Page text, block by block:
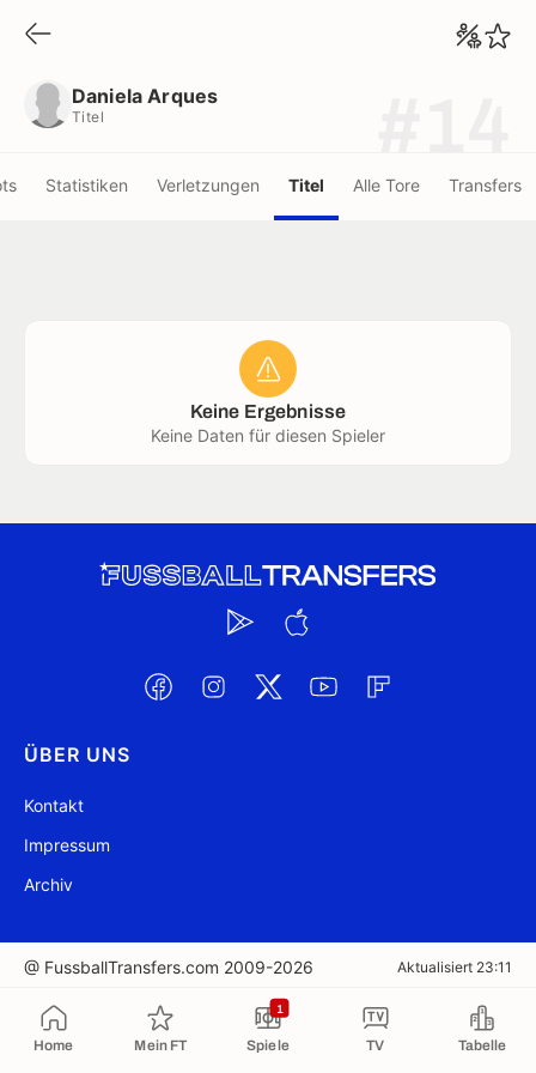
Home Mein FT Spiele
1
TV Tabelle
Daniela Arques
Titel
Statistiken Verletzungen Titel Alle Tore Transfers
Keine Ergebnisse
Keine Daten für diesen Spieler
ÜBER UNS
Kontakt
Impressum
Archiv
@ FussballTransfers.com 2009-2026 Aktualisiert 23:11
In die Zwischenablage kopiert